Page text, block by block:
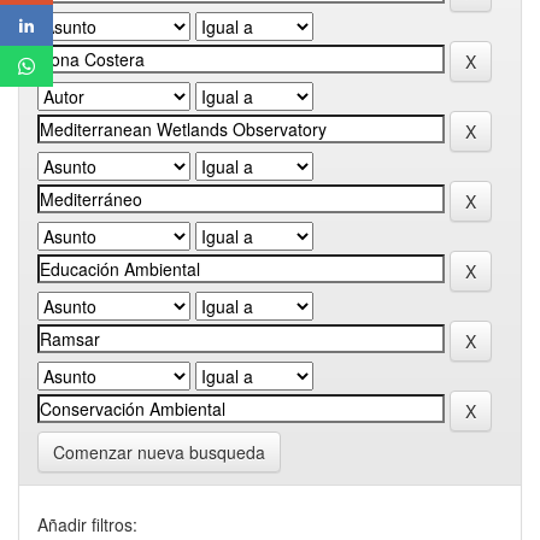
Comenzar nueva busqueda
Añadir filtros: